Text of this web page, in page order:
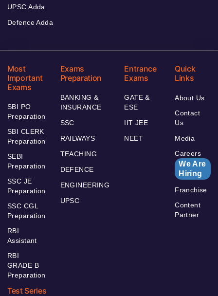
UPSC Adda
Defence Adda
Most
Important
Exams
SBI PO
Preparation
SBI CLERK
Preparation
SEBI
Preparation
SSC JE
Preparation
SSC CGL
Preparation
RBI
Assistant
RBI
GRADE B
Preparation
Exams
Preparation
BANKING &
INSURANCE
SSC
RAILWAYS
TEACHING
DEFENCE
ENGINEERING
UPSC
Entrance
Exams
GATE &
ESE
IIT JEE
NEET
Quick
Links
About Us
Contact
Us
Media
Careers
We Are
Hiring
Franchise
Content
Partner
Test Series